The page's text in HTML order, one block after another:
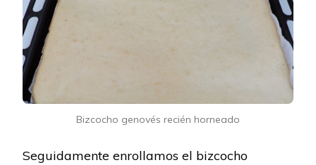
Bizcocho genovés recién horneado
Seguidamente enrollamos el bizcocho